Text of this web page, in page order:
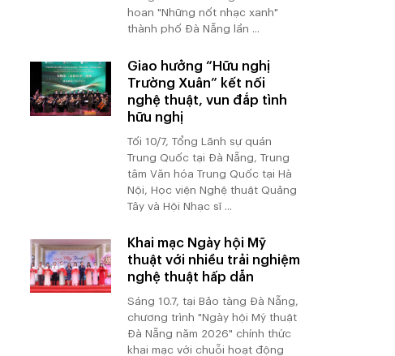
hoan "Những nốt nhạc xanh"
thành phố Đà Nẵng lần ...
Giao hưởng “Hữu nghị
Trường Xuân” kết nối
nghệ thuật, vun đắp tình
hữu nghị
Tối 10/7, Tổng Lãnh sự quán
Trung Quốc tại Đà Nẵng, Trung
tâm Văn hóa Trung Quốc tại Hà
Nội, Học viện Nghệ thuật Quảng
Tây và Hội Nhạc sĩ ...
Khai mạc Ngày hội Mỹ
thuật với nhiều trải nghiệm
nghệ thuật hấp dẫn
Sáng 10.7, tại Bảo tàng Đà Nẵng,
chương trình "Ngày hội Mỹ thuật
Đà Nẵng năm 2026" chính thức
khai mạc với chuỗi hoạt động